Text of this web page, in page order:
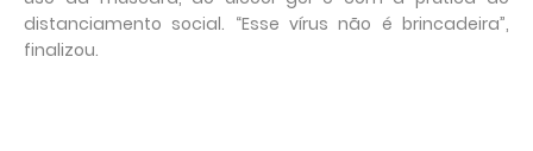
distanciamento social. “Esse vírus não é brincadeira”,
finalizou.